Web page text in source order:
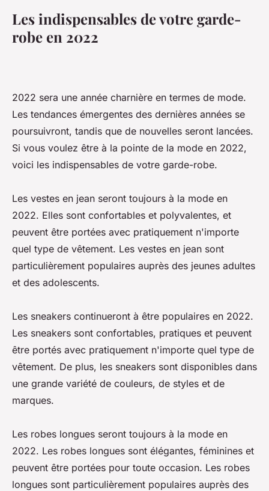
Les indispensables de votre garde-
robe en 2022
2022 sera une année charnière en termes de mode.
Les tendances émergentes des dernières années se
poursuivront, tandis que de nouvelles seront lancées.
Si vous voulez être à la pointe de la mode en 2022,
voici les indispensables de votre garde-robe.
Les vestes en jean seront toujours à la mode en
2022. Elles sont confortables et polyvalentes, et
peuvent être portées avec pratiquement n'importe
quel type de vêtement. Les vestes en jean sont
particulièrement populaires auprès des jeunes adultes
et des adolescents.
Les sneakers continueront à être populaires en 2022.
Les sneakers sont confortables, pratiques et peuvent
être portés avec pratiquement n'importe quel type de
vêtement. De plus, les sneakers sont disponibles dans
une grande variété de couleurs, de styles et de
marques.
Les robes longues seront toujours à la mode en
2022. Les robes longues sont élégantes, féminines et
peuvent être portées pour toute occasion. Les robes
longues sont particulièrement populaires auprès des